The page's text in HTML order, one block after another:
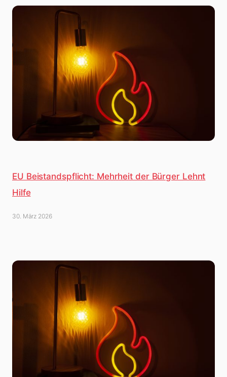
EU Beistandspflicht: Mehrheit der Bürger Lehnt
Hilfe
30. März 2026